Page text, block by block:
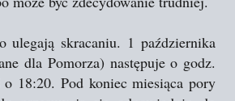
ulegają skracaniu. 1 października
dla Pomorza) następuje o godz.
o 18:20. Pod koniec miesiąca pory